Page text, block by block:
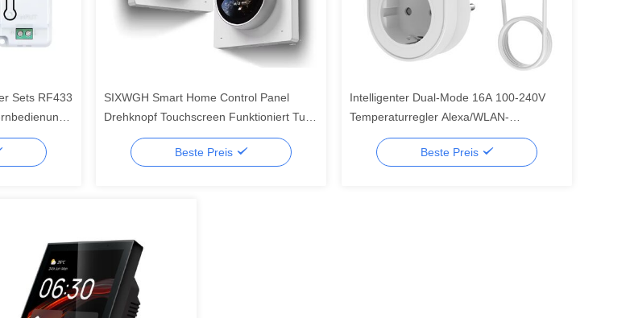
Sets RF433
SIXWGH Smart Home Control Panel
Drehknopf Touchscreen Funktioniert Tuya
Smart Life App für HLK-Szenensteuerung
US/EU Hausautomation
Beste Preis
Intelligenter Dual-Mode 16A 100-240V
Temperaturregler Alexa/WLAN-
Konnektivität LED-Drehknopf Temperatur-
Alarm für SteckdoseBeste Preis